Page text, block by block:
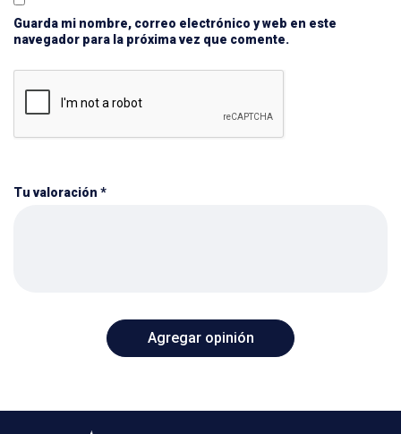
Tu valoración *
Guarda mi nombre, correo electrónico y web en este
navegador para la próxima vez que comente.